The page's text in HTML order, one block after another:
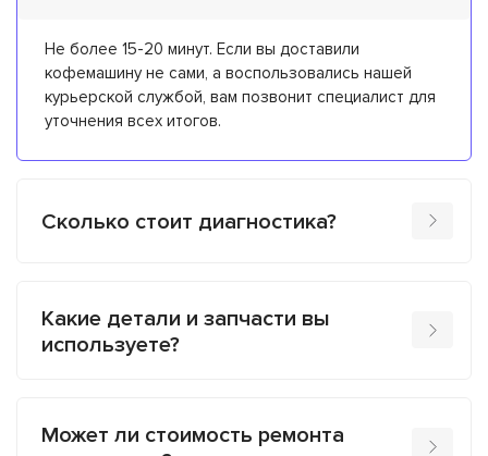
Не более 15-20 минут. Если вы доставили
кофемашину не сами, а воспользовались нашей
курьерской службой, вам позвонит специалист для
уточнения всех итогов.
Сколько стоит диагностика?
Какие детали и запчасти вы
используете?
Может ли стоимость ремонта